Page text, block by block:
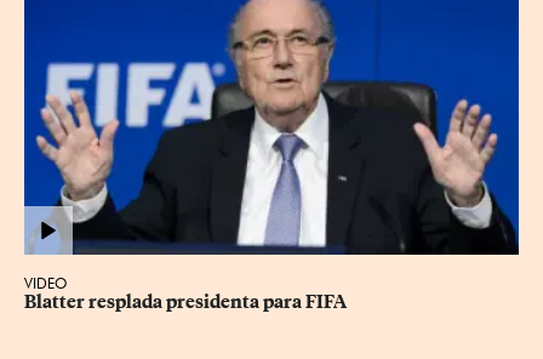
VIDEO
Blatter resplada presidenta para FIFA